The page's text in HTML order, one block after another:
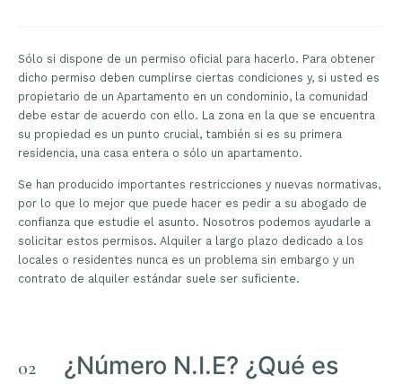
Sólo si dispone de un permiso oficial para hacerlo. Para obtener
dicho permiso deben cumplirse ciertas condiciones y, si usted es
propietario de un Apartamento en un condominio, la comunidad
debe estar de acuerdo con ello. La zona en la que se encuentra
su propiedad es un punto crucial, también si es su primera
residencia, una casa entera o sólo un apartamento.
Se han producido importantes restricciones y nuevas normativas,
por lo que lo mejor que puede hacer es pedir a su abogado de
confianza que estudie el asunto. Nosotros podemos ayudarle a
solicitar estos permisos. Alquiler a largo plazo dedicado a los
locales o residentes nunca es un problema sin embargo y un
contrato de alquiler estándar suele ser suficiente.
¿Número N.I.E? ¿Qué es